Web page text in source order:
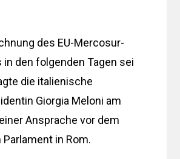
des EU-Mercosur-
den folgenden Tagen sei
die italienische
Giorgia Meloni am
Ansprache vor dem
in Rom.